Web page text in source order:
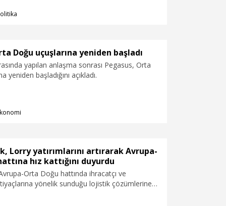
Doğu uçuşlarına yeniden başladı
yapılan anlaşma sonrası Pegasus, Orta
yeniden başladığını açıkladı.
Lorry yatırımlarını artırarak Avrupa-
hız kattığını duyurdu
Orta Doğu hattında ihracatçı ve
yönelik sunduğu lojistik çözümlerine